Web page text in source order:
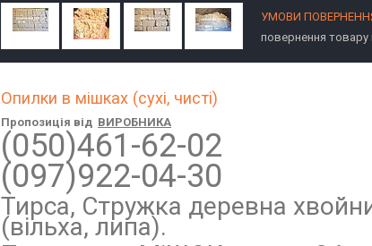
повернення товару
Опилки в мішках (сухі, чисті)
Пропозиція від ВИРОБНИКА
(050)461-62-02
(097)922-04-30
Тирса, Стружка деревна
(вільха, липа).